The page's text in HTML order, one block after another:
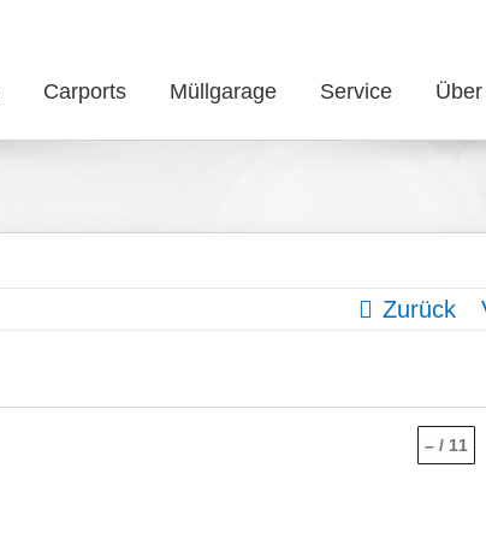
Carports Müllgarage Service
Zurück
–/ 11